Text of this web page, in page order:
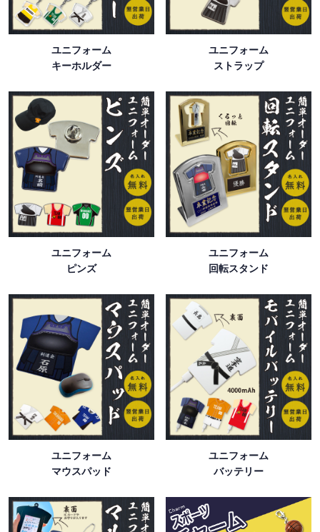
ユニフォーム
キーホルダー
ユニフォーム
ストラップ
ユニフォーム
ピンズ
ユニフォーム
回転スタンド
ユニフォーム
マウスパッド
ユニフォーム
バッテリー